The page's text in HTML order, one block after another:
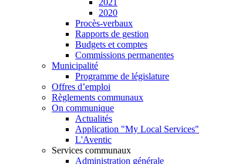
2021
2020
Procès-verbaux
Rapports de gestion
Budgets et comptes
Commissions permanentes
Municipalité
Programme de législature
Offres d’emploi
Règlements communaux
On communique
Actualités
Application "My Local Services"
L'Aventic
Services communaux
Administration générale